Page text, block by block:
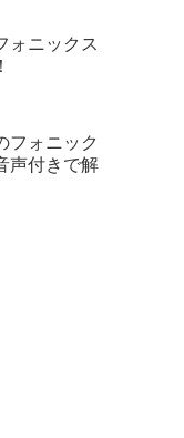
ォニックス
フォニック
声付きで解